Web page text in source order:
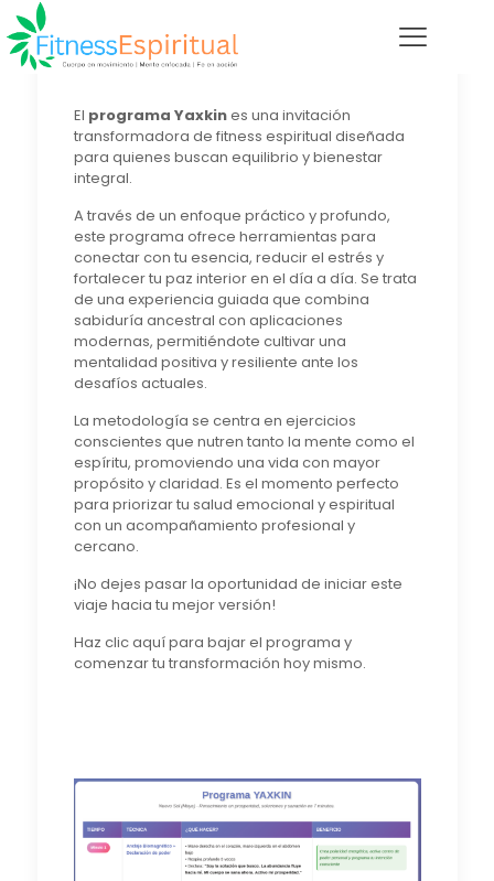
El programa Yaxkines una invitación
transformadora de fitness espiritual diseñada
para quienes buscan equilibrio y bienestar
integral.
A través de un enfoque práctico y profundo,
este programa ofrece herramientas para
conectar con tu esencia, reducir el estrés y
fortalecer tu paz interior en el día a día. Se trata
de una experiencia guiada que combina
sabiduría ancestral con aplicaciones
modernas, permitiéndote cultivar una
mentalidad positiva y resiliente ante los
desafíos actuales.
La metodología se centra en ejercicios
conscientes que nutren tanto la mente como el
espíritu, promoviendo una vida con mayor
propósito y claridad. Es el momento perfecto
para priorizar tu salud emocional y espiritual
con un acompañamiento profesional y
cercano.
¡No dejes pasar la oportunidad de iniciar este
viaje hacia tu mejor versión!
Haz clic aquí para bajar el programa y
comenzar tu transformación hoy mismo.